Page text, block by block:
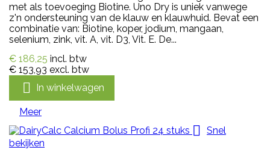
met als toevoeging Biotine. Uno Dry is uniek vanwege
z'n ondersteuning van de klauw en klauwhuid. Bevat een
combinatie van: Biotine, koper, jodium, mangaan,
selenium, zink, vit. A, vit. D3, Vit. E. De...
€ 186,25 incl. btw
€ 153,93 excl. btw
 In winkelwagen
Meer

Snel
bekijken